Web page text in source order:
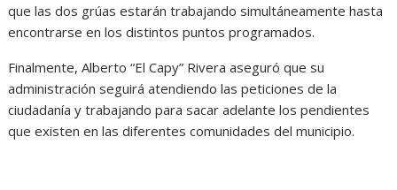
que las dos grúas estarán trabajando simultáneamente hasta
encontrarse en los distintos puntos programados.
Finalmente, Alberto “El Capy” Rivera aseguró que su
administración seguirá atendiendo las peticiones de la
ciudadanía y trabajando para sacar adelante los pendientes
que existen en las diferentes comunidades del municipio.